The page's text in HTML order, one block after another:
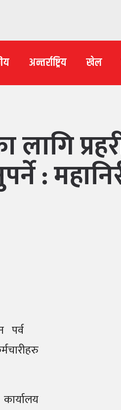
अन्तर्राष्ट्रिय खेल
:
पर्व